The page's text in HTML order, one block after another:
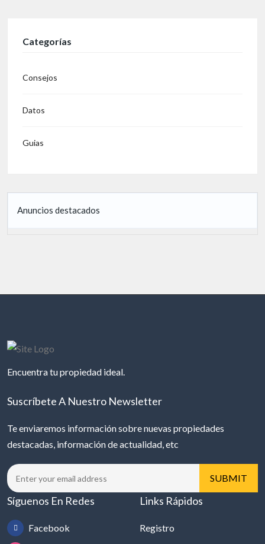
Categorías
Consejos
Datos
Guias
Anuncios destacados
Encuentra tu propiedad ideal.
Suscríbete A Nuestro Newsletter
Te enviaremos información sobre nuevas propiedades
destacadas, información de actualidad, etc
Síguenos En Redes
Facebook
Links Rápidos
Registro